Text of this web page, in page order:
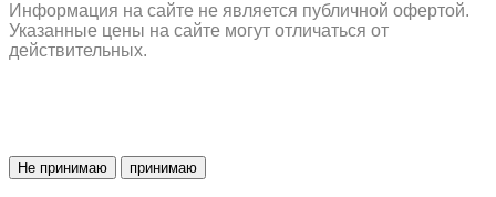
Информация на сайте не является публичной офертой.
Указанные цены на сайте могут отличаться от
действительных.
Не принимаю принимаю